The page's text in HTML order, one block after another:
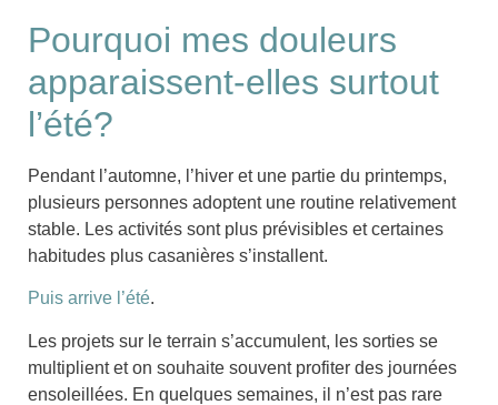
Pourquoi mes douleurs
apparaissent-elles surtout
l’été?
Pendant l’automne, l’hiver et une partie du printemps,
plusieurs personnes adoptent une routine relativement
stable. Les activités sont plus prévisibles et certaines
habitudes plus casanières s’installent.
Puis arrive l’été.
Les projets sur le terrain s’accumulent, les sorties se
multiplient et on souhaite souvent profiter des journées
ensoleillées. En quelques semaines, il n’est pas rare